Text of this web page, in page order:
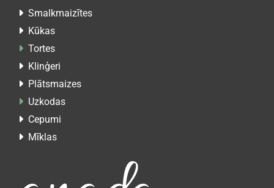
 Smalkmaizītes
 Kūkas
 Tortes
 Klinģeri
 Plātsmaizes
 Uzkodas
 Cepumi
 Mīklas